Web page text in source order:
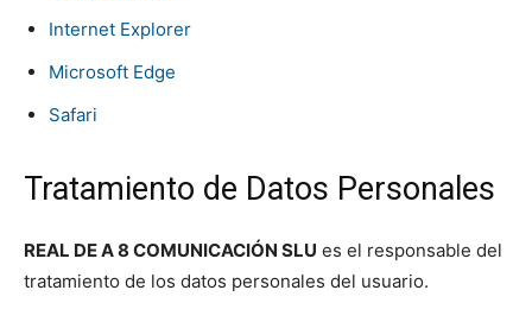
Internet Explorer
Microsoft Edge
Safari
Tratamiento de Datos Personales
REAL DE A 8 COMUNICACIÓN SLU es el responsable del
tratamiento de los datos personales del usuario.